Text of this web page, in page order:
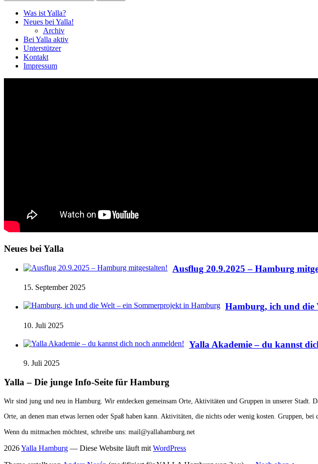
Was ist Yalla?
Neues bei Yalla!
Archiv
Bei Yalla aktiv
Unterstützer
Kontakt
Impressum
Neues bei Yalla
Ausflug 20.9.2025 – Hamburg
15. September 2025
Hamburg, ich und die
10. Juli 2025
Yalla Akademie – du kannst
9. Juli 2025
Yalla – Die junge Info-Seite für Hamburg
Wir sind jung und neu in Hamburg. Wir entdecken gemeinsam Orte, Aktivitäten und Gruppen in unserer Stadt.
Orte, an denen man etwas lernen oder Spaß haben kann. Aktivitäten, die nichts oder wenig kosten. Gruppen,
Wenn du mitmachen möchtest, schreibe uns: mail@yallahamburg.net
2026Yalla Hamburg — Diese Website läuft mit WordPress